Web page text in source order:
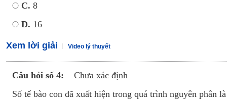
C. 8
D. 16
Xem lời giải Video lý thuyết
Câu hỏi số 4:
Chưa xác định
Số tế bào con đã xuất hiện trong quá trình nguyên phân